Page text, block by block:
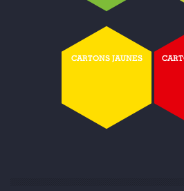
CARTONS JAUNES